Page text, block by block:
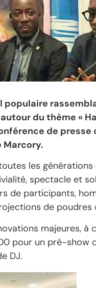
populaire
du thème «
de presse
Marcory.
les
spectacle et
de participants,
de poudres
majeures, à
pour un pré-show
DJ.